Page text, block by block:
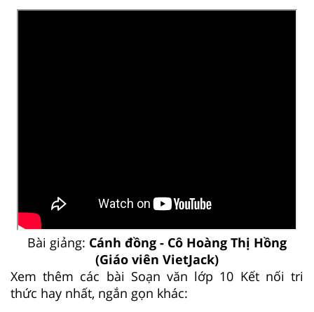
Bài giảng: Cánh đồng - Cô Hoàng Thị Hồng
(Giáo viên VietJack)
Xem thêm các bài Soạn văn lớp 10 Kết nối tri
thức hay nhất, ngắn gọn khác: